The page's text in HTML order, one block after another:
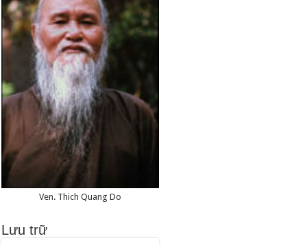
Ven. Thich Quang Do
Lưu trữ